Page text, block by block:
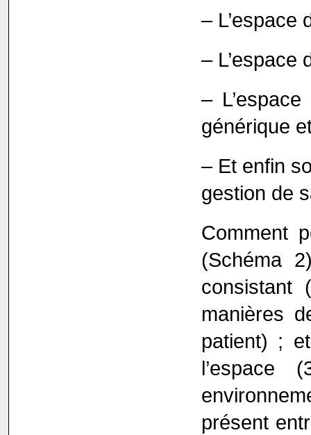
– L’espace
– L’espace
–
générique
– Et enfin
gestion de
Comment
(Schéma
consistant
manières
patient) ;
présent